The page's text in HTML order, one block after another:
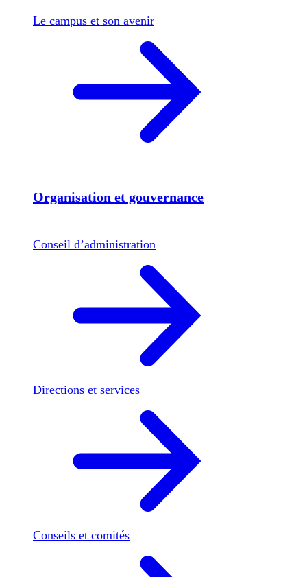
Le campus et son avenir
Organisation et gouvernance
Conseil d’administration
Directions et services
Conseils et comités